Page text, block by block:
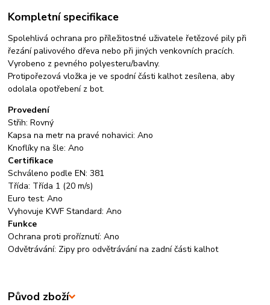
Kompletní specifikace
Spolehlivá ochrana pro příležitostné uživatele řetězové pily při
řezání palivového dřeva nebo při jiných venkovních pracích.
Vyrobeno z pevného polyesteru/bavlny.
Protipořezová vložka je ve spodní části kalhot zesílena, aby
odolala opotřebení z bot.
Provedení
Střih: Rovný
Kapsa na metr na pravé nohavici: Ano
Knoflíky na šle: Ano
Certifikace
Schváleno podle EN: 381
Třída: Třída 1 (20 m/s)
Euro test: Ano
Vyhovuje KWF Standard: Ano
Funkce
Ochrana proti proříznutí: Ano
Odvětrávání: Zipy pro odvětrávání na zadní části kalhot
Původ zboží